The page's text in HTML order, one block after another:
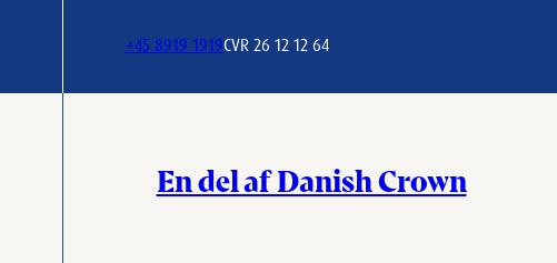
+45 8919 1919CVR 26 12 12 64
En del af Danish Crown